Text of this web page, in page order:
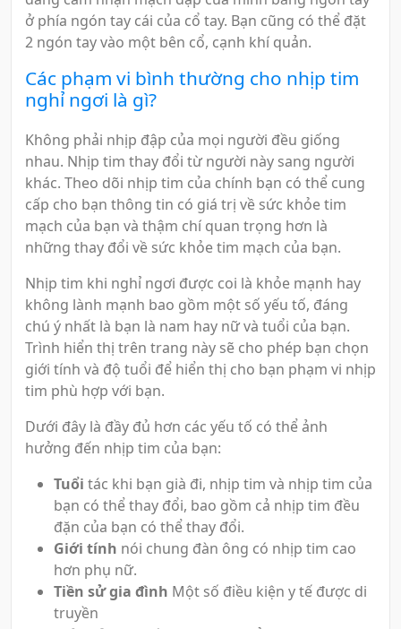
ở phía ngón tay cái của cổ tay. Bạn cũng có thể đặt
2 ngón tay vào một bên cổ, cạnh khí quản.
Các phạm vi bình thường cho nhịp tim
nghỉ ngơi là gì?
Không phải nhịp đập của mọi người đều giống
nhau. Nhịp tim thay đổi từ người này sang người
khác. Theo dõi nhịp tim của chính bạn có thể cung
cấp cho bạn thông tin có giá trị về sức khỏe tim
mạch của bạn và thậm chí quan trọng hơn là
những thay đổi về sức khỏe tim mạch của bạn.
Nhịp tim khi nghỉ ngơi được coi là khỏe mạnh hay
không lành mạnh bao gồm một số yếu tố, đáng
chú ý nhất là bạn là nam hay nữ và tuổi của bạn.
Trình hiển thị trên trang này sẽ cho phép bạn chọn
giới tính và độ tuổi để hiển thị cho bạn phạm vi nhịp
tim phù hợp với bạn.
Dưới đây là đầy đủ hơn các yếu tố có thể ảnh
hưởng đến nhịp tim của bạn:
Tuổi tác khi bạn già đi, nhịp tim và nhịp tim của
bạn có thể thay đổi, bao gồm cả nhịp tim đều
đặn của bạn có thể thay đổi.
Giới tính nói chung đàn ông có nhịp tim cao
hơn phụ nữ.
Tiền sử gia đình Một số điều kiện y tế được di
truyền